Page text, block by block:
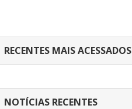
RECENTES MAIS ACESSADOS
NOTÍCIAS RECENTES